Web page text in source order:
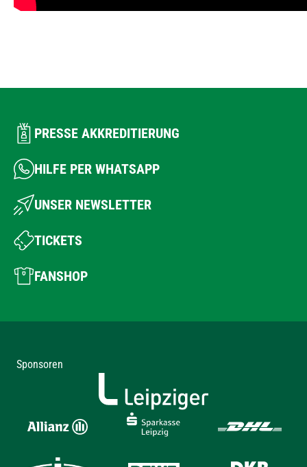
PRESSE AKKREDITIERUNG
HILFE PER WHATSAPP
UNSER NEWSLETTER
TICKETS
FANSHOP
Sponsoren